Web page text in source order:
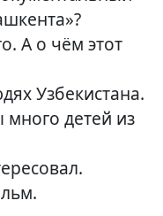
А о чём этот
Узбекистана.
детей из